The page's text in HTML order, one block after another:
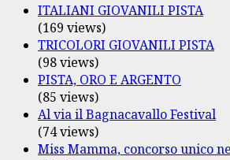
ITALIANI GIOVANILI PISTA
(169 views)
TRICOLORI GIOVANILI PISTA
(98 views)
PISTA, ORO E ARGENTO
(85 views)
Al via il Bagnacavallo Festival
(74 views)
Miss Mamma, concorso unico